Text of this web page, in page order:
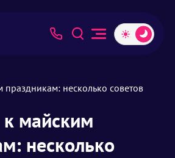
праздникам: несколько советов
к майским
несколько